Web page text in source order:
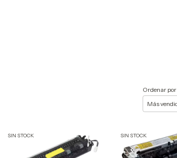
Ordenar por
SIN STOCK SIN STOCK